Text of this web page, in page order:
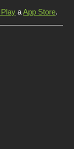
aApp Store.